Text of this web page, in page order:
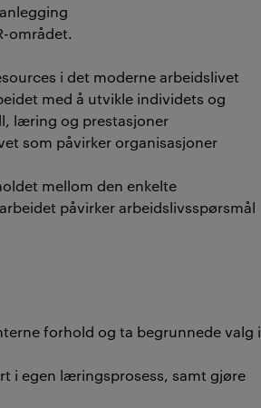
området.
i det moderne arbeidslivet
med å utvikle individets og
læring og prestasjoner
som påvirker organisasjoner
mellom den enkelte
påvirker arbeidslivsspørsmål
forhold og ta begrunnede valg i
i egen læringsprosess, samt gjøre